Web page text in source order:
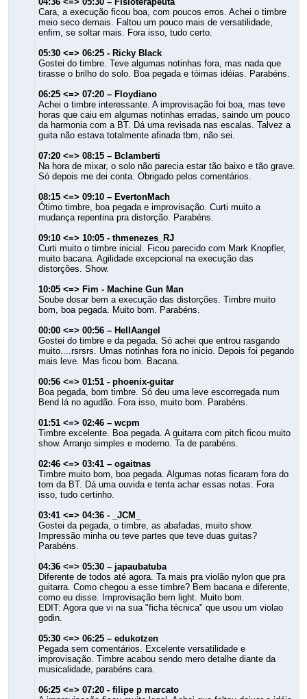
Cara, a execução ficou boa, com poucos erros. Achei o timbre
meio seco demais. Faltou um pouco mais de versatilidade,
enfim, se soltar mais. Fora isso, tudo certo.
05:30 <=> 06:25 - Ricky Black
Gostei do timbre. Teve algumas notinhas fora, mas nada que
tirasse o brilho do solo. Boa pegada e tóimas idéias. Parabéns.
06:25 <=> 07:20 – Floydiano
Achei o timbre interessante. A improvisação foi boa, mas teve
horas que caiu em algumas notinhas erradas, saindo um pouco
da harmonia com a BT. Dá uma revisada nas escalas. Talvez a
guita não estava totalmente afinada tbm, não sei.
07:20 <=> 08:15 – Bclamberti
Na hora de mixar, o solo não parecia estar tão baixo e tão grave.
Só depois me dei conta. Obrigado pelos comentários.
08:15 <=> 09:10 – EvertonMach
Ótimo timbre, boa pegada e improvisação. Curti muito a
mudança repentina pra distorção. Parabéns.
09:10 <=> 10:05 - thmenezes_RJ
Curti muito o timbre inicial. Ficou parecido com Mark Knopfler,
muito bacana. Agilidade excepcional na execução das
distorções. Show.
10:05 <=> Fim - Machine Gun Man
Soube dosar bem a execução das distorções. Timbre muito
bom, boa pegada. Muito bom. Parabéns.
00:00 <=> 00:56 – HellAangel
Gostei do timbre e da pegada. Só achei que entrou rasgando
muito....rsrsrs. Umas notinhas fora no inicio. Depois foi pegando
mais leve. Mas ficou bom. Bacana.
00:56 <=> 01:51 - phoenix-guitar
Boa pegada, bom timbre. Só deu uma leve escorregada num
Bend lá no agudão. Fora isso, muito bom. Parabéns.
01:51 <=> 02:46 – wcpm
Timbre excelente. Boa pegada. A guitarra com pitch ficou muito
show. Arranjo simples e moderno. Ta de parabéns.
02:46 <=> 03:41 – ogaitnas
Timbre muito bom, boa pegada. Algumas notas ficaram fora do
tom da BT. Dá uma ouvida e tenta achar essas notas. Fora
isso, tudo certinho.
03:41 <=> 04:36 - _JCM_
Gostei da pegada, o timbre, as abafadas, muito show.
Impressão minha ou teve partes que teve duas guitas?
Parabéns.
04:36 <=> 05:30 – japaubatuba
Diferente de todos até agora. Ta mais pra violão nylon que pra
guitarra. Como chegou a esse timbre? Bem bacana e diferente,
como eu disse. Improvisação bem light. Muito bom.
EDIT: Agora que vi na sua "ficha técnica" que usou um violao
godin.
05:30 <=> 06:25 – edukotzen
Pegada sem comentários. Excelente versatilidade e
improvisação. Timbre acabou sendo mero detalhe diante da
musicalidade, parabéns cara.
06:25 <=> 07:20 - filipe p marcato